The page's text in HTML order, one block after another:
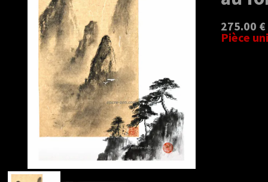
275.00 €
Pièce